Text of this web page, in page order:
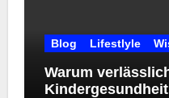
Blog Lifestlyle
Warum